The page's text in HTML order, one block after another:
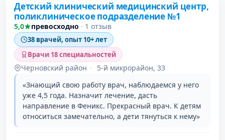
Детский клинический медицинский центр,
поликлиническое подразделение №1
5,0 превосходно · 1 отзыв
38 врачей, опыт 10+ лет
Врачи 18 специальностей
Черновский район ·
5-й микрорайон, 33
«Знающий свою работу врач, наблюдаемся у него
уже 4,5 года. Назначит лечение, дасть
направление в Феникс. Прекрасный врач. К детям
относиться замечательно, а дети тянуться к нему»